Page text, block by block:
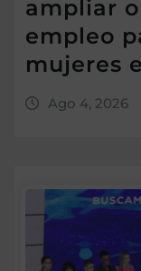
ampliar
empleo
mujeres
Ago 4, 2026